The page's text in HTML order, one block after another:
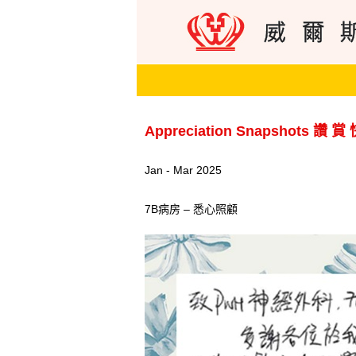
Appreciation Snapshots 讚 賞
Jan - Mar 2025
7B病房 – 悉心照顧